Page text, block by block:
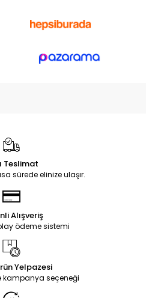
Teslimat
sürede elinize ulaşır.
Alışveriş
ödeme sistemi
Yelpazesi
kampanya seçeneği